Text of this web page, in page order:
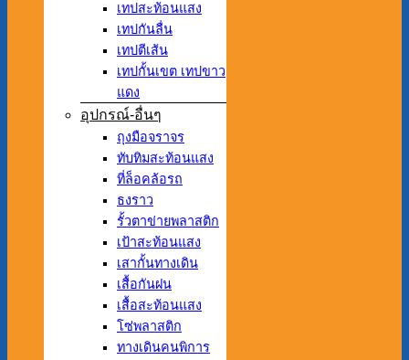
เทปสะท้อนแสง
เทปกันลื่น
เทปตีเส้น
เทปกั้นเขต เทปขาว
แดง
อุปกรณ์-อื่นๆ
ถุงมือจราจร
ทับทิมสะท้อนแสง
ที่ล็อคล้อรถ
ธงราว
รั้วตาข่ายพลาสติก
เป้าสะท้อนแสง
เสากั้นทางเดิน
เสื้อกันฝน
เสื้อสะท้อนแสง
โซ่พลาสติก
ทางเดินคนพิการ